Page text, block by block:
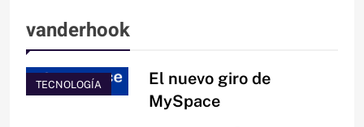
vanderhook
TECNOLOGÍA
El nuevo giro de
MySpace